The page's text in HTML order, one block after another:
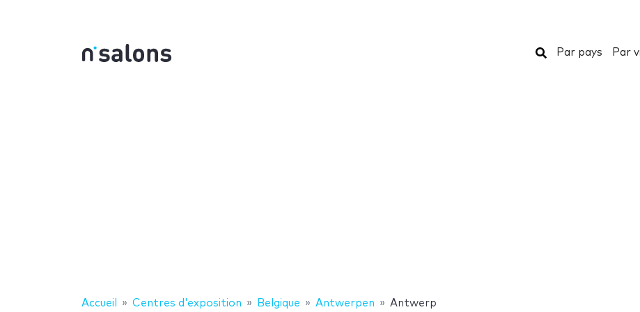
Rechercher
Par pays Par
Accueil Centres d'exposition Belgique Antwerpen Antwerp